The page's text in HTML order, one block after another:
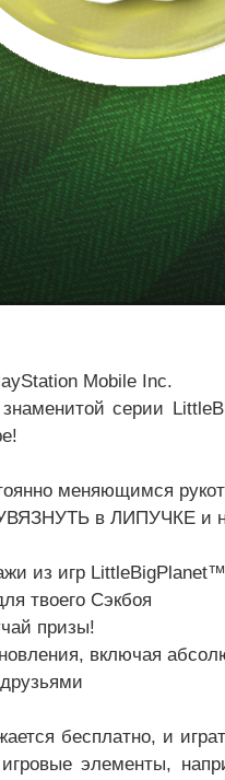
Mobile Inc.
серии
меняющимся
в ЛИПУЧКЕ и не
из игр LittleBigPlanet™
твоего Сэкбоя
призы!
включая
бесплатно, и
игровые элементы,